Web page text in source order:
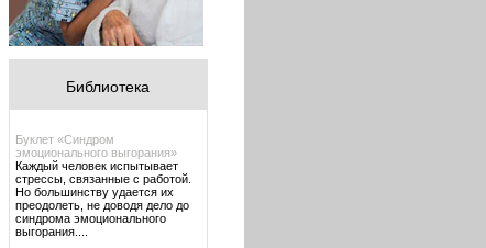
Библиотека
Буклет «Синдром
эмоционального выгорания»
Каждый человек испытывает
стрессы, связанные с работой.
Но большинству удается их
преодолеть, не доводя дело до
синдрома эмоционального
выгорания....